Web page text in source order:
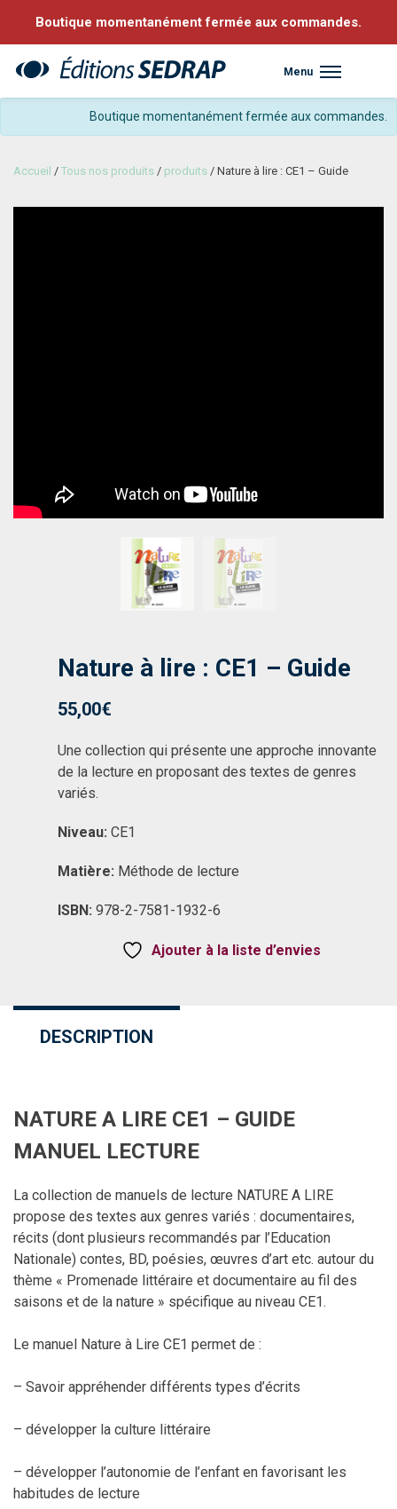
Boutique momentanément fermée aux commandes.
Menu
Boutique momentanément fermée aux commandes.
Accueil / Tous nos produits / produits / Nature à lire : CE1 – Guide
Nature à lire : CE1 – Guide
55,00€
Une collection qui présente une approche innovante
de la lecture en proposant des textes de genres
variés.
Niveau: CE1
Matière: Méthode de lecture
ISBN: 978-2-7581-1932-6
Ajouter à la liste d’envies
DESCRIPTION
NATURE A LIRE CE1 – GUIDE
MANUEL LECTURE
La collection de manuels de lecture NATURE A LIRE
propose des textes aux genres variés : documentaires,
récits (dont plusieurs recommandés par l’Education
Nationale) contes, BD, poésies, œuvres d’art etc. autour du
thème « Promenade littéraire et documentaire au fil des
saisons et de la nature » spécifique au niveau CE1.
Le manuel Nature à Lire CE1 permet de :
– Savoir appréhender différents types d’écrits
– développer la culture littéraire
– développer l’autonomie de l’enfant en favorisant les
habitudes de lecture